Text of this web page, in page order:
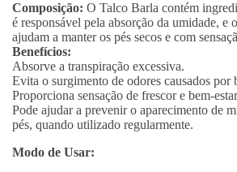
Composição: O Talco Barla contém
é responsável pela absorção da umidade, e
ajudam a manter os pés secos e com
Benefícios:
Absorve a transpiração excessiva.
Evita o surgimento de odores causados por
Proporciona sensação de frescor e bem-
Pode ajudar a prevenir o aparecimento de
pés, quando utilizado regularmente.
Modo de Usar: